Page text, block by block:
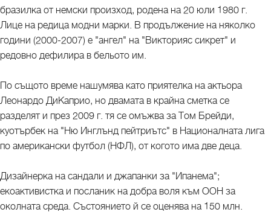
бразилка от немски произход, родена на 20 юли 1980 г.
Лице на редица модни марки. В продължение на няколко
години (2000-2007) е "ангел" на "Викторияс сикрет" и
редовно дефилира в бельото им.
По същото време нашумява като приятелка на актьора
Леонардо ДиКаприо, но двамата в крайна сметка се
разделят и през 2009 г. тя се омъжва за Том Брейди,
куотърбек на "Ню Инглънд пейтриътс" в Националната лига
по американски футбол (НФЛ), от когото има две деца.
Дизайнерка на сандали и джапанки за "Ипанема";
екоактивистка и посланик на добра воля към ООН за
околната среда. Състоянието й се оценява на 150 млн.